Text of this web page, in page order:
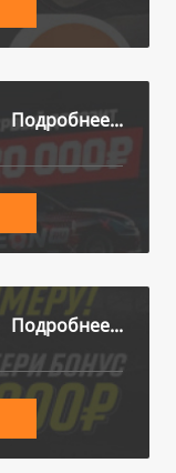
Подробнее...
Подробнее...